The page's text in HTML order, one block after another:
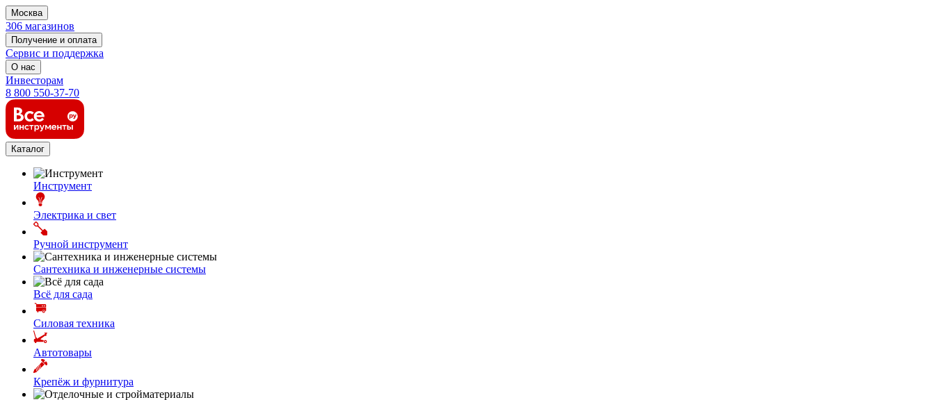
Москва
306 магазинов
Получение и оплата
Сервис и поддержка
О нас
Инвесторам
8 800 550-37-70
Каталог
Инструмент
Электрика и свет
Ручной инструмент
Сантехника и инженерные системы
Всё для сада
Силовая техника
Автотовары
Крепёж и фурнитура